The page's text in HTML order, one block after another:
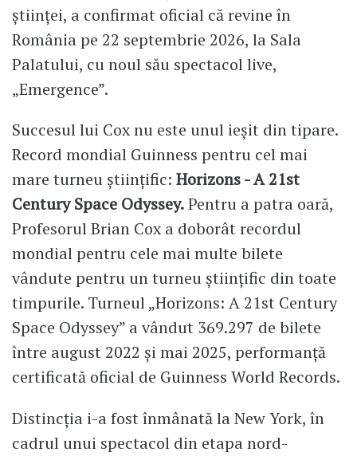
științei, a confirmat oficial că revine în
România pe 22 septembrie 2026, la Sala
Palatului, cu noul său spectacol live,
„Emergence”.
Succesul lui Cox nu este unul ieșit din tipare.
Record mondial Guinness pentru cel mai
mare turneu științific: Horizons - A 21st
Century Space Odyssey.Pentru a patra oară,
Profesorul Brian Cox a doborât recordul
mondial pentru cele mai multe bilete
vândute pentru un turneu științific din toate
timpurile. Turneul „Horizons: A 21st Century
Space Odyssey” a vândut 369.297 de bilete
între august 2022 și mai 2025, performanță
certificată oficial de Guinness World Records.
Distincția i-a fost înmânată la New York, în
cadrul unui spectacol din etapa nord-